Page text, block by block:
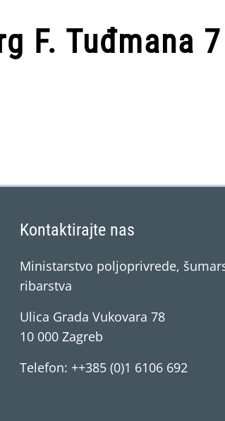
F. Tuđmana 7
Kontaktirajte nas
Ministarstvo poljoprivrede,
ribarstva
Ulica Grada Vukovara 78
10 000 Zagreb
Telefon: ++385 (0)1 6106 692